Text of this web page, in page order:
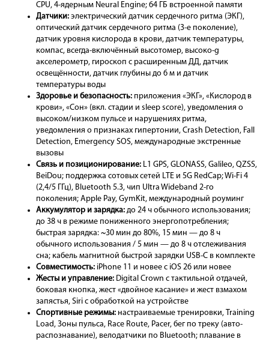
CPU, 4-ядерным Neural Engine; 64 ГБ встроенной памяти
Датчики: электрический датчик сердечного ритма (ЭКГ),
оптический датчик сердечного ритма (3-е поколение),
датчик уровня кислорода в крови, датчик температуры,
компас, всегда-включённый высотомер, высоко-g
акселерометр, гироскоп с расширенным ДД, датчик
освещённости, датчик глубины до 6 м и датчик
температуры воды
Здоровье и безопасность: приложения «ЭКГ», «Кислород в
крови», «Сон» (вкл. стадии и sleep score), уведомления о
высоком/низком пульсе и нарушениях ритма,
уведомления о признаках гипертонии, Crash Detection, Fall
Detection, Emergency SOS, международные экстренные
вызовы
Связь и позиционирование: L1 GPS, GLONASS, Galileo, QZSS,
BeiDou; поддержка сотовых сетей LTE и 5G RedCap; Wi-Fi 4
(2,4/5 ГГц), Bluetooth 5.3, чип Ultra Wideband 2-го
поколения; Apple Pay, GymKit, международный роуминг
Аккумулятор и зарядка: до 24 ч обычного использования;
до 38 ч в режиме пониженного энергопотребления;
быстрая зарядка: ~30 мин до 80%, 15 мин — до 8 ч
обычного использования / 5 мин — до 8 ч отслеживания
сна; кабель магнитной быстрой зарядки USB-C в комплекте
Совместимость: iPhone 11 и новее с iOS 26 или новее
Жесты и управление: Digital Crown с тактильной отдачей,
боковая кнопка, жест «двойное касание» и жест взмахом
запястья, Siri с обработкой на устройстве
Спортивные режимы: настраиваемые тренировки, Training
Load, Зоны пульса, Race Route, Pacer, бег по треку (авто-
распознавание), велодатчики по Bluetooth; плавание в